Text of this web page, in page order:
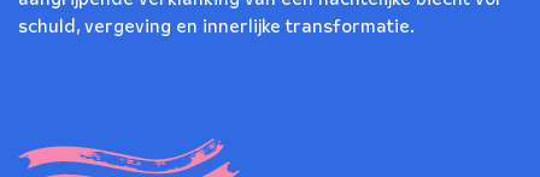
schuld, vergeving en innerlijke transformatie.